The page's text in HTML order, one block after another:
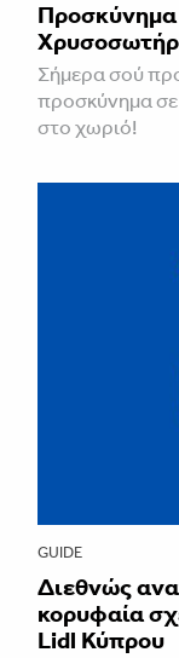
Προσκύνημα
Σήμερα σού
προσκύνημα
στο χωριό!
GUIDE
Διεθνώς
κορυφαία
Lidl Κύπρου